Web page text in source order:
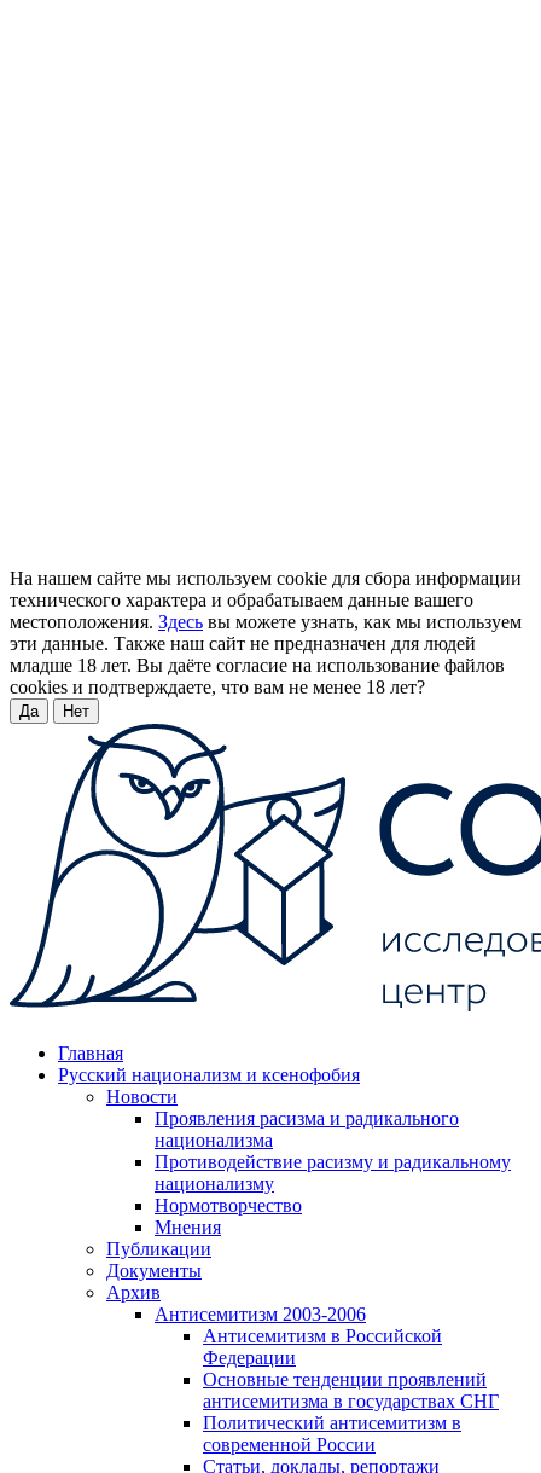
На нашем сайте мы используем cookie для сбора информации
технического характера и обрабатываем данные вашего
местоположения. Здесь вы можете узнать, как мы используем
эти данные. Также наш сайт не предназначен для людей
младше 18 лет. Вы даёте согласие на использование файлов
cookies и подтверждаете, что вам не менее 18 лет?
Да Нет
Главная
Русский национализм и ксенофобия
Новости
Проявления расизма и радикального
национализма
Противодействие расизму и радикальному
национализму
Нормотворчество
Мнения
Публикации
Документы
Архив
Антисемитизм 2003-2006
Антисемитизм в Российской
Федерации
Основные тенденции проявлений
антисемитизма в государствах СНГ
Политический антисемитизм в
современной России
Статьи, доклады, репортажи